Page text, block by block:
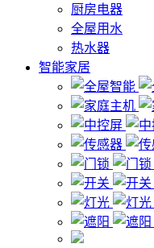
厨房电器
全屋用水
热水器
智能家居